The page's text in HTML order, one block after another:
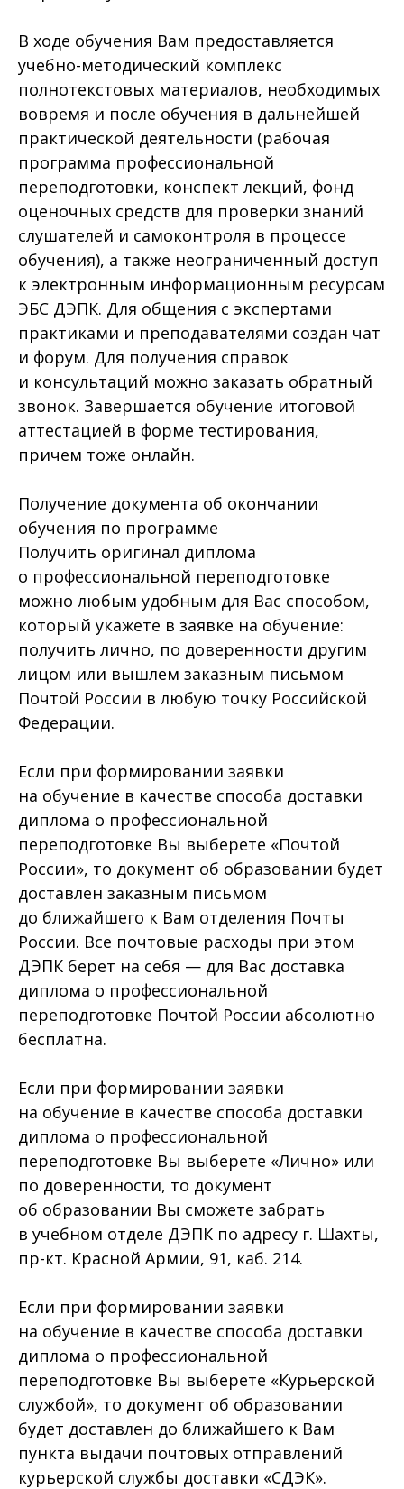
В ходе обучения Вам предоставляется
учебно-методический комплекс
полнотекстовых материалов, необходимых
вовремя и после обучения в дальнейшей
практической деятельности (рабочая
программа профессиональной
переподготовки, конспект лекций, фонд
оценочных средств для проверки знаний
слушателей и самоконтроля в процессе
обучения), а также неограниченный доступ
к электронным информационным ресурсам
ЭБС ДЭПК. Для общения с экспертами
практиками и преподавателями создан чат
и форум. Для получения справок
и консультаций можно заказать обратный
звонок. Завершается обучение итоговой
аттестацией в форме тестирования,
причем тоже онлайн.
Получение документа об окончании
обучения по программе
Получить оригинал диплома
о профессиональной переподготовке
можно любым удобным для Вас способом,
который укажете в заявке на обучение:
получить лично, по доверенности другим
лицом или вышлем заказным письмом
Почтой России в любую точку Российской
Федерации.
Если при формировании заявки
на обучение в качестве способа доставки
диплома о профессиональной
переподготовке Вы выберете «Почтой
России», то документ об образовании будет
доставлен заказным письмом
до ближайшего к Вам отделения Почты
России. Все почтовые расходы при этом
ДЭПК берет на себя — для Вас доставка
диплома о профессиональной
переподготовке Почтой России абсолютно
бесплатна.
Если при формировании заявки
на обучение в качестве способа доставки
диплома о профессиональной
переподготовке Вы выберете «Лично» или
по доверенности, то документ
об образовании Вы сможете забрать
в учебном отделе ДЭПК по адресу г. Шахты,
пр-кт. Красной Армии, 91, каб. 214.
Если при формировании заявки
на обучение в качестве способа доставки
диплома о профессиональной
переподготовке Вы выберете «Курьерской
службой», то документ об образовании
будет доставлен до ближайшего к Вам
пункта выдачи почтовых отправлений
курьерской службы доставки «СДЭК».